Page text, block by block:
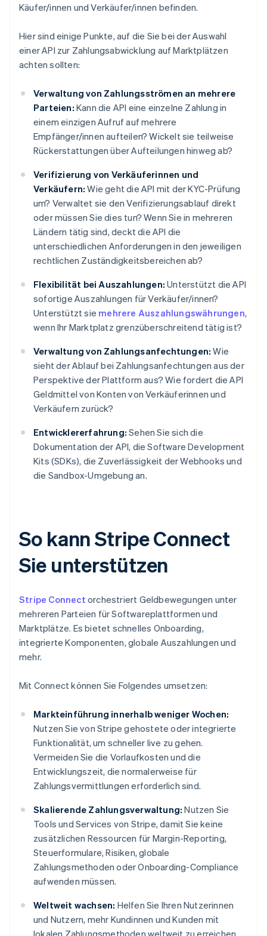
Käufer/innen und Verkäufer/innen befinden.
Hier sind einige Punkte, auf die Sie bei der Auswahl
einer API zur Zahlungsabwicklung auf Marktplätzen
achten sollten:
Verwaltung von Zahlungsströmen an mehrere
Parteien: Kann die API eine einzelne Zahlung in
einem einzigen Aufruf auf mehrere
Empfänger/innen aufteilen? Wickelt sie teilweise
Rückerstattungen über Aufteilungen hinweg ab?
Verifizierung von Verkäuferinnen und
Verkäufern: Wie geht die API mit der KYC-Prüfung
um? Verwaltet sie den Verifizierungsablauf direkt
oder müssen Sie dies tun? Wenn Sie in mehreren
Ländern tätig sind, deckt die API die
unterschiedlichen Anforderungen in den jeweiligen
rechtlichen Zuständigkeitsbereichen ab?
Flexibilität bei Auszahlungen: Unterstützt die API
sofortige Auszahlungen für Verkäufer/innen?
Unterstützt sie mehrere Auszahlungswährungen,
wenn Ihr Marktplatz grenzüberschreitend tätig ist?
Verwaltung von Zahlungsanfechtungen: Wie
sieht der Ablauf bei Zahlungsanfechtungen aus der
Perspektive der Plattform aus? Wie fordert die API
Geldmittel von Konten von Verkäuferinnen und
Verkäufern zurück?
Entwicklererfahrung: Sehen Sie sich die
Dokumentation der API, die Software Development
Kits (SDKs), die Zuverlässigkeit der Webhooks und
die Sandbox-Umgebung an.
So kann Stripe Connect
Sie unterstützen
Stripe Connect orchestriert Geldbewegungen unter
mehreren Parteien für Softwareplattformen und
Marktplätze. Es bietet schnelles Onboarding,
integrierte Komponenten, globale Auszahlungen und
mehr.
Mit Connect können Sie Folgendes umsetzen:
Markteinführung innerhalb weniger Wochen:
Nutzen Sie von Stripe gehostete oder integrierte
Funktionalität, um schneller live zu gehen.
Vermeiden Sie die Vorlaufkosten und die
Entwicklungszeit, die normalerweise für
Zahlungsvermittlungen erforderlich sind.
Skalierende Zahlungsverwaltung: Nutzen Sie
Tools und Services von Stripe, damit Sie keine
zusätzlichen Ressourcen für Margin-Reporting,
Steuerformulare, Risiken, globale
Zahlungsmethoden oder Onboarding-Compliance
aufwenden müssen.
Weltweit wachsen: Helfen Sie Ihren Nutzerinnen
und Nutzern, mehr Kundinnen und Kunden mit